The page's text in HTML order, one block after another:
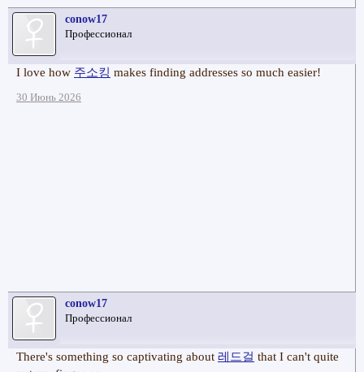
conow17
Профессионал
I love how 주소킹 makes finding addresses so much easier!
30 Июнь 2026
conow17
Профессионал
There's something so captivating about 레드걸 that I can't quite